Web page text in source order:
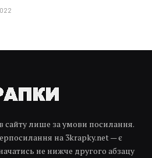
сайту лише за умови посилання.
на 3krapky.net — є
не нижче другого абзацу